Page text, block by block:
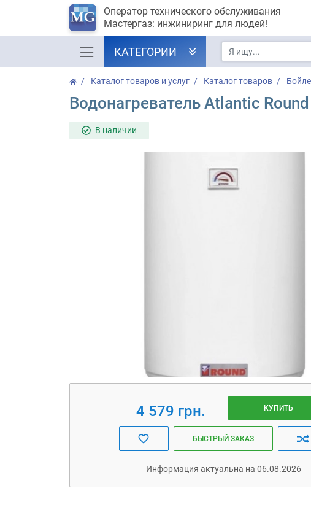
Оператор технического обслуживания
Мастергаз: инжиниринг для людей!
КАТЕГОРИИ
Каталог товаров и услуг Каталог товаров
Водонагреватель Atlantic
В наличии
4 579 грн. КУПИТЬ
БЫСТРЫЙ ЗАКАЗ
Информация актуальна на 06.08.2026